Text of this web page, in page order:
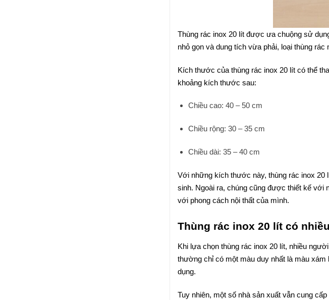
Thùng rác inox 20 lít được ưa chuộng sử
nhỏ gọn và dung tích vừa phải, loại thùng
Kích thước của thùng rác inox 20 lít có thể
khoảng kích thước sau:
Chiều cao: 40 – 50 cm
Chiều rộng: 30 – 35 cm
Chiều dài: 35 – 40 cm
Với những kích thước này, thùng rác inox 20
sinh. Ngoài ra, chúng cũng được thiết kế với
với phong cách nội thất của mình.
Thùng rác inox 20 lít có
Khi lựa chọn thùng rác inox 20 lít, nhiều
thường chỉ có một màu duy nhất là màu
dụng.
Tuy nhiên, một số nhà sản xuất vẫn cung